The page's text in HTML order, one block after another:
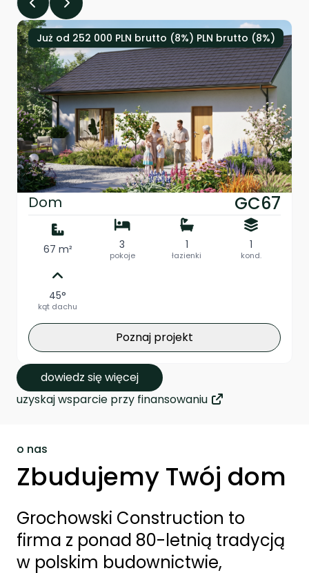
Już od 252 000 PLN brutto (8%) PLN brutto (8%)
Dom GC67
67 m² 3
pokoje
1
łazienki
1
kond.
45°
kąt dachu
Poznaj projekt
dowiedz się więcej
uzyskaj wsparcie przy finansowaniu
o nas
Zbudujemy Twój dom
Grochowski Construction to
firma z ponad 80-letnią tradycją
w polskim budownictwie,